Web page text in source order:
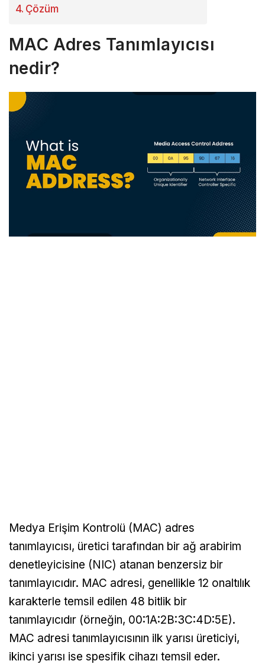
Çözüm
MAC Adres Tanımlayıcısı
nedir?
Medya Erişim Kontrolü (MAC) adres
tanımlayıcısı, üretici tarafından bir ağ arabirim
denetleyicisine (NIC) atanan benzersiz bir
tanımlayıcıdır. MAC adresi, genellikle 12 onaltılık
karakterle temsil edilen 48 bitlik bir
tanımlayıcıdır (örneğin, 00:1A:2B:3C:4D:5E).
MAC adresi tanımlayıcısının ilk yarısı üreticiyi,
ikinci yarısı ise spesifik cihazı temsil eder.